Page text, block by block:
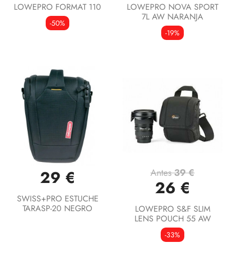
LOWEPRO FORMAT 110
-50%
LOWEPRO NOVA SPORT
7L AW NARANJA
-19%
29 €
SWISS+PRO ESTUCHE
TARASP-20 NEGRO
Antes39 €
26 €
LOWEPRO S&F SLIM
LENS POUCH 55 AW
-33%